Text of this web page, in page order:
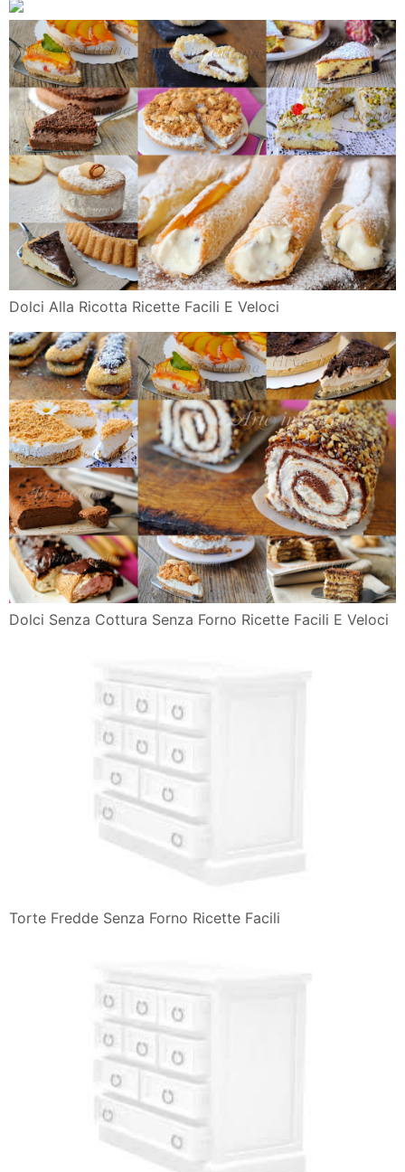
Dolci Alla Ricotta Ricette Facili E Veloci
Dolci Senza Cottura Senza Forno Ricette Facili E Veloci
Torte Fredde Senza Forno Ricette Facili